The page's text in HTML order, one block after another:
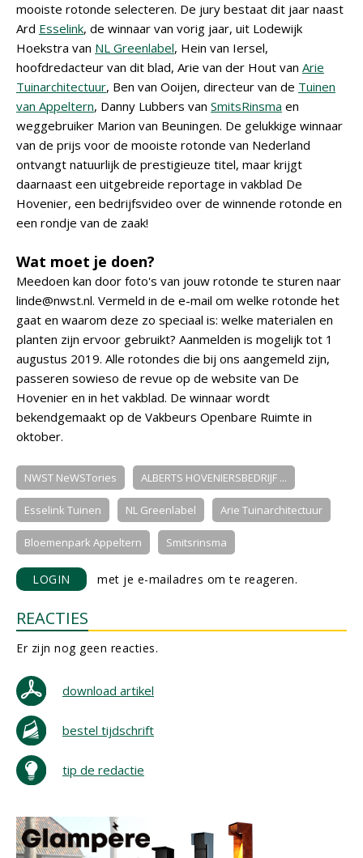
mooiste rotonde selecteren. De jury bestaat dit jaar naast
Ard Esselink, de winnaar van vorig jaar, uit Lodewijk
Hoekstra van NL Greenlabel, Hein van Iersel,
hoofdredacteur van dit blad, Arie van der Hout van Arie
Tuinarchitectuur, Ben van Ooijen, directeur van de Tuinen
van Appeltern, Danny Lubbers van SmitsRinsma en
weggebruiker Marion van Beuningen. De gelukkige winnaar
van de prijs voor de mooiste rotonde van Nederland
ontvangt natuurlijk de prestigieuze titel, maar krijgt
daarnaast een uitgebreide reportage in vakblad De
Hovenier, een bedrijfsvideo over de winnende rotonde en
een rondje van de zaak!
Wat moet je doen?
Meedoen kan door foto's van jouw rotonde te sturen naar
linde@nwst.nl. Vermeld in de e-mail om welke rotonde het
gaat en waarom deze zo speciaal is: welke materialen en
planten zijn ervoor gebruikt? Aanmelden is mogelijk tot 1
augustus 2019. Alle rotondes die bij ons aangemeld zijn,
passeren sowieso de revue op de website van De
Hovenier en in het vakblad. De winnaar wordt
bekendgemaakt op de Vakbeurs Openbare Ruimte in
oktober.
NWST NeWSTories ALBERTS HOVENIERSBEDRIJF ...
Esselink Tuinen NL Greenlabel Arie Tuinarchitectuur
Bloemenpark Appeltern Smitsrinsma
LOGIN met je e-mailadres om te reageren.
REACTIES
Er zijn nog geen reacties.
download artikel
bestel tijdschrift
tip de redactie